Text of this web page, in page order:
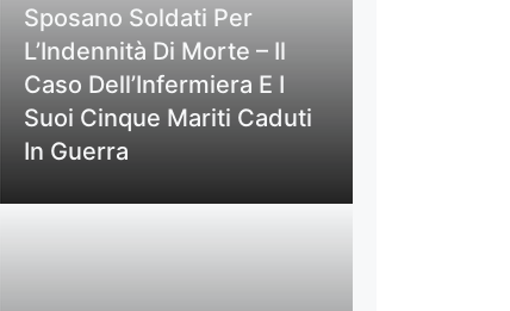
Sposano Soldati Per
L’Indennità Di Morte – Il
Caso Dell’Infermiera E I
Suoi Cinque Mariti Caduti
In Guerra